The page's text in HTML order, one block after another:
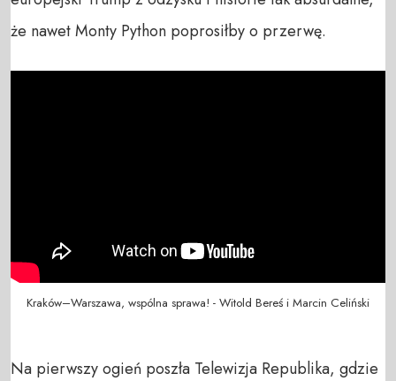
że nawet Monty Python poprosiłby o przerwę.
Kraków–Warszawa, wspólna sprawa! - Witold Bereś i Marcin Celiński
Na pierwszy ogień poszła Telewizja Republika, gdzie